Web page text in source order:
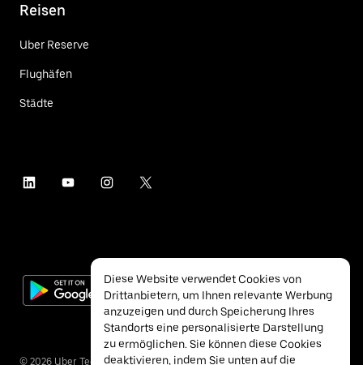
Reisen
Uber Reserve
Flughäfen
Städte
© 2026 Uber Technologies Inc.
Diese Website verwendet Cookies von
Drittanbietern, um Ihnen relevante Werbung
anzuzeigen und durch Speicherung Ihres
Standorts eine personalisierte Darstellung
zu ermöglichen. Sie können diese Cookies
deaktivieren, indem Sie unten auf die